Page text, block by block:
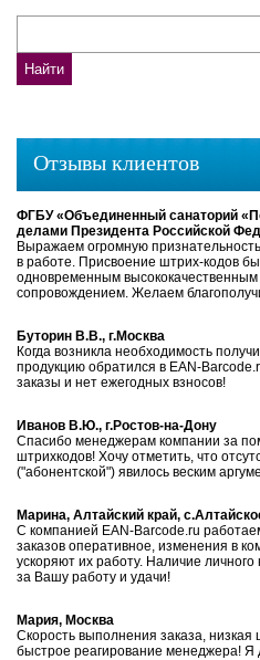
Отзывы клиентов
ФГБУ «Объединенный санаторий
делами Президента Российской
Выражаем огромную
в работе. Присвоение штрих-кодов
одновременным
сопровождением. Желаем
Буторин В.В., г.Москва
Когда возникла необходимость
продукцию обратился в EAN-
заказы и нет ежегодных взносов!
Иванов В.Ю., г.Ростов-на-Дону
Спасибо менеджерам компании за
штрихкодов! Хочу отметить, что
("абонентской") явилось веским
Марина, Алтайский край,
С компанией EAN-Barcode.ru
заказов оперативное, изменения в
ускоряют их работу. Наличие
за Вашу работу и удачи!
Мария, Москва
Скорость выполнения заказа, низкая
быстрое реагирование менеджера! Я